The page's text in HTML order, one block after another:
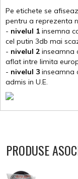
Pe etichete se
pentru a reprezenta
- nivelul 1 insemna
cel putin 3db mai
- nivelul 2 inseamna
aflat intre limita
- nivelul 3 inseamna
admis in U.E.
PRODUSE